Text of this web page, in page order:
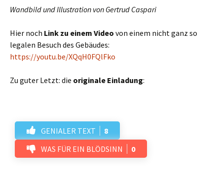
Wandbild und Illustration von Gertrud Caspari
Hier noch Link zu einem Video von einem nicht ganz so
legalen Besuch des Gebäudes:
https://youtu.be/XQqH0FQlFko
Zu guter Letzt: die originale Einladung:
GENIALER TEXT
8
WAS FÜR EIN BLÖDSINN
0